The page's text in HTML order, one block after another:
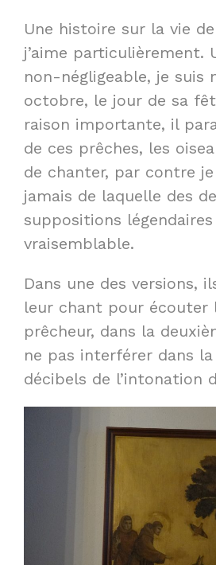
Une histoire sur la vie
j’aime particulièrement.
non-négligeable, je suis
octobre, le jour de sa
raison importante, il
de ces prêches, les
de chanter, par contre
jamais de laquelle des
suppositions
vraisemblable.
Dans une des versions,
leur chant pour écouter
prêcheur, dans la
ne pas interférer dans
décibels de l’intonation